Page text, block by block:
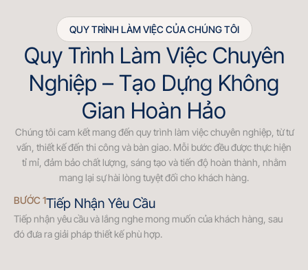
QUY TRÌNH LÀM VIỆC CỦA CHÚNG TÔI
Quy Trình Làm Việc Chuyên
Nghiệp – Tạo Dựng Không
Gian Hoàn Hảo
Chúng tôi cam kết mang đến quy trình làm việc chuyên nghiệp, từ tư
vấn, thiết kế đến thi công và bàn giao. Mỗi bước đều được thực hiện
tỉ mỉ, đảm bảo chất lượng, sáng tạo và tiến độ hoàn thành, nhằm
mang lại sự hài lòng tuyệt đối cho khách hàng.
BƯỚC 1Tiếp Nhận Yêu Cầu
Tiếp nhận yêu cầu và lắng nghe mong muốn của khách hàng, sau
đó đưa ra giải pháp thiết kế phù hợp.